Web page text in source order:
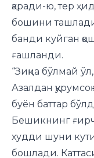
қаради-ю, тер
бошини ташлади.
банди куйган
ғашланди.
“Зиқна бўлмай
Азалдан
буён баттар
Бешикнинг
худди шуни
бошлади.